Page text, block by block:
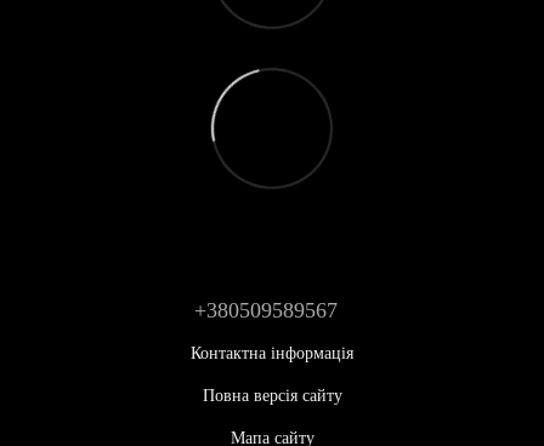
+380509589567
Контактна інформація
Повна версія сайту
Мапа сайту